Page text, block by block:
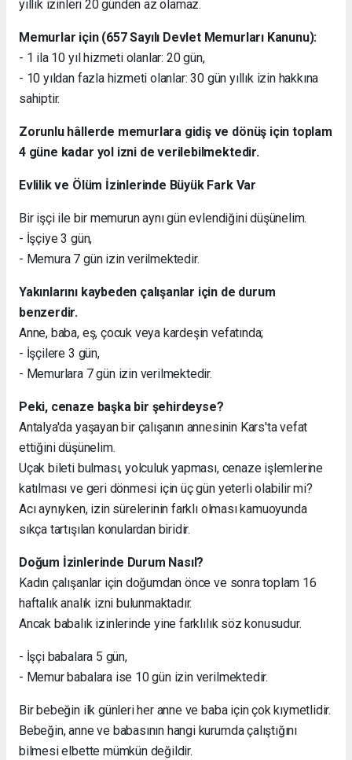
yıllık izinleri 20 günden az olamaz.
Memurlar için (657 Sayılı Devlet Memurları Kanunu):
- 1 ila 10 yıl hizmeti olanlar: 20 gün,
- 10 yıldan fazla hizmeti olanlar: 30 gün yıllık izin hakkına
sahiptir.
Zorunlu hâllerde memurlara gidiş ve dönüş için toplam
4 güne kadar yol izni de verilebilmektedir.
Evlilik ve Ölüm İzinlerinde Büyük Fark Var
Bir işçi ile bir memurun aynı gün evlendiğini düşünelim.
- İşçiye 3 gün,
- Memura 7 gün izin verilmektedir.
Yakınlarını kaybeden çalışanlar için de durum
benzerdir.
Anne, baba, eş, çocuk veya kardeşin vefatında;
- İşçilere 3 gün,
- Memurlara 7 gün izin verilmektedir.
Peki, cenaze başka bir şehirdeyse?
Antalya'da yaşayan bir çalışanın annesinin Kars'ta vefat
ettiğini düşünelim.
Uçak bileti bulması, yolculuk yapması, cenaze işlemlerine
katılması ve geri dönmesi için üç gün yeterli olabilir mi?
Acı aynıyken, izin sürelerinin farklı olması kamuoyunda
sıkça tartışılan konulardan biridir.
Doğum İzinlerinde Durum Nasıl?
Kadın çalışanlar için doğumdan önce ve sonra toplam 16
haftalık analık izni bulunmaktadır.
Ancak babalık izinlerinde yine farklılık söz konusudur.
- İşçi babalara 5 gün,
- Memur babalara ise 10 gün izin verilmektedir.
Bir bebeğin ilk günleri her anne ve baba için çok kıymetlidir.
Bebeğin, anne ve babasının hangi kurumda çalıştığını
bilmesi elbette mümkün değildir.